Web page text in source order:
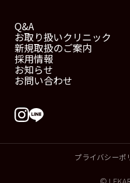
Q&A
お取り扱いクリニック
新規取扱のご案内
採用情報
お知らせ
お問い合わせ
プライバシーポ